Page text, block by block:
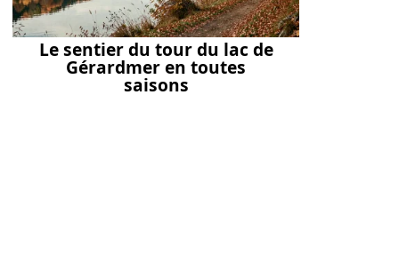
Le sentier du tour du lac de
Gérardmer en toutes
saisons